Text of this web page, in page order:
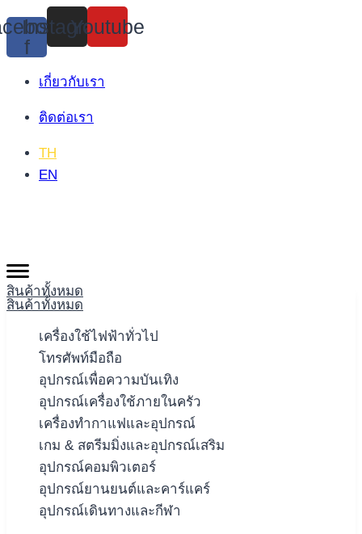
Skip
to
content
f
Instagram
Youtube
เกี่ยวกับเรา
ติดต่อเรา
TH
EN
สินค้าทั้งหมด
สินค้าทั้งหมด
เครื่องใช้ไฟฟ้าทั่วไป
โทรศัพท์มือถือ
อุปกรณ์เพื่อความบันเทิง
อุปกรณ์เครื่องใช้ภายในครัว
เครื่องทำกาแฟและอุปกรณ์
เกม & สตรีมมิ่งและอุปกรณ์เสริม
อุปกรณ์คอมพิวเตอร์
อุปกรณ์ยานยนต์และคาร์แคร์
อุปกรณ์เดินทางและกีฬา